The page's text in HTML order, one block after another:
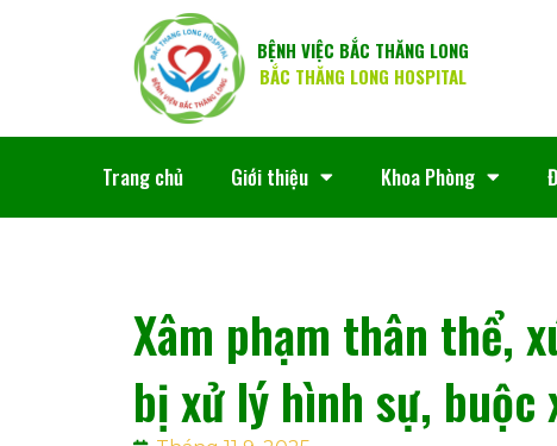
BỆNH VIỆC BẮC THĂNG LONG
BẮC THĂNG LONG HOSPITAL
Trang chủ Giới thiệu Khoa Phòng
Xâm phạm thân thể,
bị xử lý hình sự,